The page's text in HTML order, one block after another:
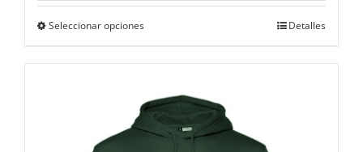
Seleccionar opciones
variantes.
Las
opciones
se
Detalles